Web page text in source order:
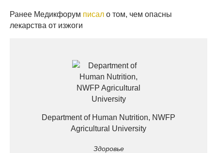
Ранее Медикфорум писал о том, чем опасны
лекарства от изжоги
Department of Human Nutrition, NWFP
Agricultural University
Здоровье